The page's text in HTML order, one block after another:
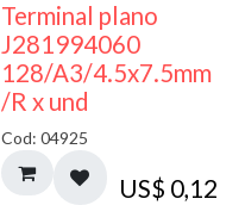
Terminal plano
J281994060
128/A3/4.5x7.5mm
/R x und
Cod: 04925
US$ 0,12